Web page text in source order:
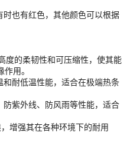
也有红色，其他颜色可以根据
度的柔韧性和可压缩性，使其能
用。
耐低温性能，适合在极端热条
紫外线、防风雨等性能，适合
增强其在各种环境下的耐用